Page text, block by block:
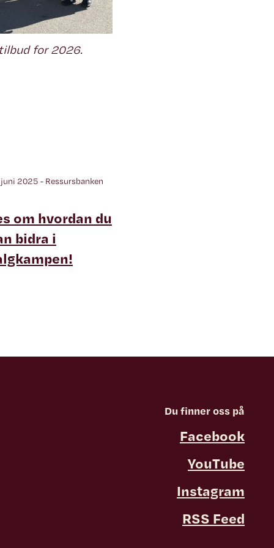
for 2026.
2025 - Ressursbanken
om hvordan du
bidra i
Du finner oss på
Facebook
YouTube
Instagram
RSS Feed